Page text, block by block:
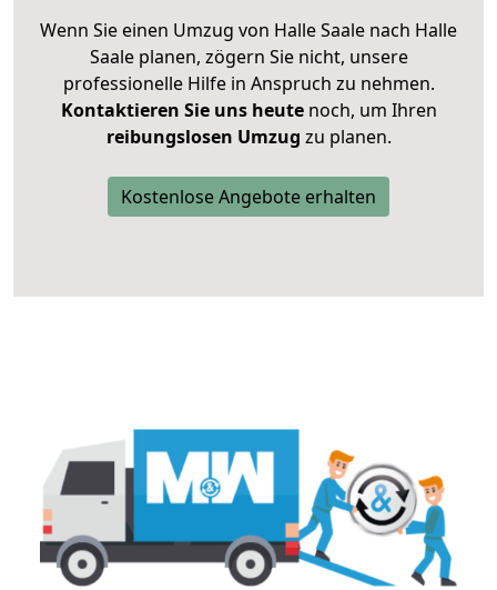
Wenn Sie einen Umzug von Halle Saale nach Halle
Saale planen, zögern Sie nicht, unsere
professionelle Hilfe in Anspruch zu nehmen.
Kontaktieren Sie uns heutenoch, um Ihren
reibungslosen Umzug zu planen.
Kostenlose Angebote erhalten